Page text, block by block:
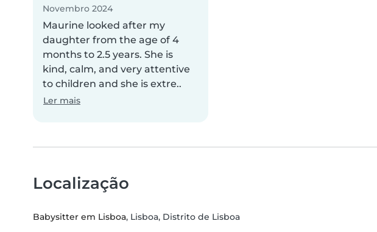
Novembro 2024
Maurine looked after my
daughter from the age of 4
months to 2.5 years. She is
kind, calm, and very attentive
to children and she is extre..
Ler mais
Localização
Babysitter em Lisboa, Lisboa, Distrito de Lisboa